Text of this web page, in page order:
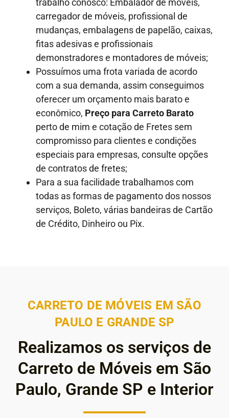
trabalho conosco: Embalador de móveis,
carregador de móveis, profissional de
mudanças, embalagens de papelão, caixas,
fitas adesivas e profissionais
demonstradores e montadores de móveis;
Possuímos uma frota variada de acordo
com a sua demanda, assim conseguimos
oferecer um orçamento mais barato e
econômico, Preço para Carreto Barato
perto de mim e cotação de Fretes sem
compromisso para clientes e condições
especiais para empresas, consulte opções
de contratos de fretes;
Para a sua facilidade trabalhamos com
todas as formas de pagamento dos nossos
serviços, Boleto, várias bandeiras de Cartão
de Crédito, Dinheiro ou Pix.
CARRETO DE MÓVEIS EM SÃO
PAULO E GRANDE SP
Realizamos os serviços de
Carreto de Móveis em São
Paulo, Grande SP e Interior